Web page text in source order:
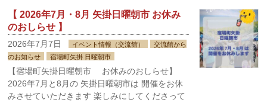
【 2026年7月・8月 矢掛日曜朝市 お休み
のおしらせ 】
2026年7月7日 イベント情報（交流館）
交流館から
のお知らせ
宿場町矢掛 日曜朝市
【宿場町矢掛日曜朝市 お休みのおしらせ】
2026年7月と8月の 矢掛日曜朝市は 開催をお休
みさせていただきます 楽しみにしてくださって